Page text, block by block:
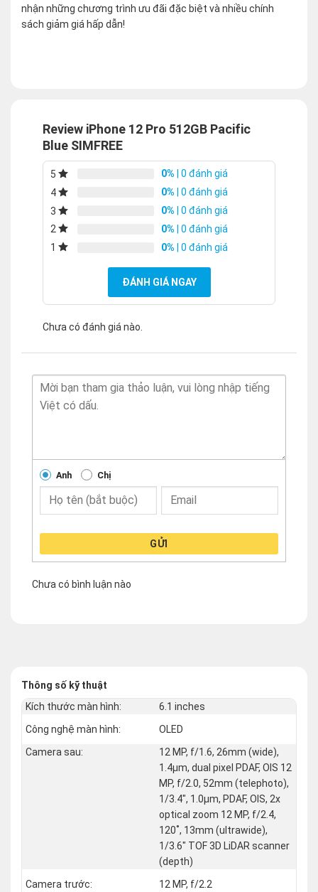
nhận những chương trình ưu đãi đặc biệt và nhiều chính
sách giảm giá hấp dẫn!
Review iPhone 12 Pro 512GB Pacific
Blue SIMFREE
5 0% | 0 đánh giá
4
0% | 0 đánh giá
3
0% | 0 đánh giá
2
0% | 0 đánh giá
1
0% | 0 đánh giá
ĐÁNH GIÁ NGAY
Chưa có đánh giá nào.
Anh Chị
GỬI
Chưa có bình luận nào
Thông số kỹ thuật
Kích thước màn hình:
6.1 inches
Công nghệ màn hình:
OLED
Camera sau:
12 MP, f/1.6, 26mm (wide),
1.4µm, dual pixel PDAF, OIS 12
MP, f/2.0, 52mm (telephoto),
1/3.4", 1.0µm, PDAF, OIS, 2x
optical zoom 12 MP, f/2.4,
120˚, 13mm (ultrawide),
1/3.6" TOF 3D LiDAR scanner
(depth)
Camera trước:
12 MP, f/2.2